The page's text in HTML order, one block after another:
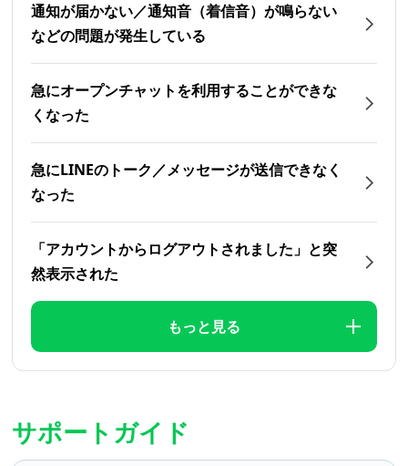
通知が届かない／通知音（着信音）が鳴らない
などの問題が発生している
急にオープンチャットを利用することができな
くなった
急にLINEのトーク／メッセージが送信できなく
なった
「アカウントからログアウトされました」と突
然表示された
もっと見る
サポートガイド